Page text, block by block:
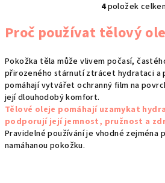
O
v
l
á
d
a
í
p
r
4položek
Proč používat tělový
Pokožka těla může vlivem počasí,
přirozeného stárnutí ztrácet hydrataci a
pomáhají vytvářet ochranný film na
její dlouhodobý komfort.
Tělové oleje pomáhají uzamykat
podporují její jemnost, pružnost a
Pravidelné používání je vhodné zejména
namáhanou pokožku.